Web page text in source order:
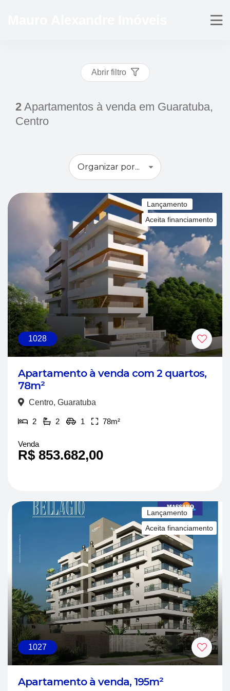
Abrir filtro
2 Apartamentos à venda em Guaratuba,
Centro
Lançamento
Aceita financiamento
1028
Apartamento à venda com 2 quartos,
78m²
Centro, Guaratuba
2 2 1 78m²
Venda
R$ 853.682,00
Lançamento
Aceita financiamento
1027
Apartamento à venda, 195m²